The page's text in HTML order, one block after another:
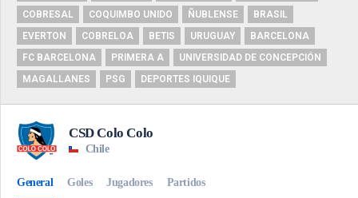
COBRESAL
COQUIMBO UNIDO ÑUBLENSE
BRASIL
EVERTON
COBRELOA BETIS URUGUAY
BARCELONA
FC BARCELONA
PRIMERA A
UNIVERSIDAD DE CONCEPCIÓN
MAGALLANES
PSG DEPORTES IQUIQUE